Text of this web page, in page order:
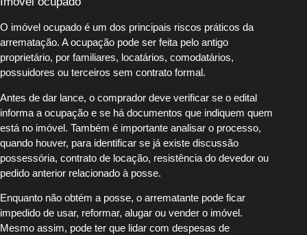
O imóvel ocupado é um dos principais riscos práticos da
arrematação. A ocupação pode ser feita pelo antigo
proprietário, por familiares, locatários, comodatários,
possuidores ou terceiros sem contrato formal.
Antes de dar lance, o comprador deve verificar se o edital
informa a ocupação e se há documentos que indiquem quem
está no imóvel. Também é importante analisar o processo,
quando houver, para identificar se já existe discussão
possessória, contrato de locação, resistência do devedor ou
pedido anterior relacionado à posse.
Enquanto não obtém a posse, o arrematante pode ficar
impedido de usar, reformar, alugar ou vender o imóvel.
Mesmo assim, pode ter que lidar com despesas de